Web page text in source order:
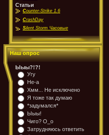
Статьи
Counter-Strike 1.6
CrashDay
Silent Storm Часовые
Наш опрос
Ыыы?!?!
Угу
Не-а
Хмм... Не исключено
Я тоже так думаю
*задумался*
Ыыы!
Чиго? О_о
Затрудняюсь ответить